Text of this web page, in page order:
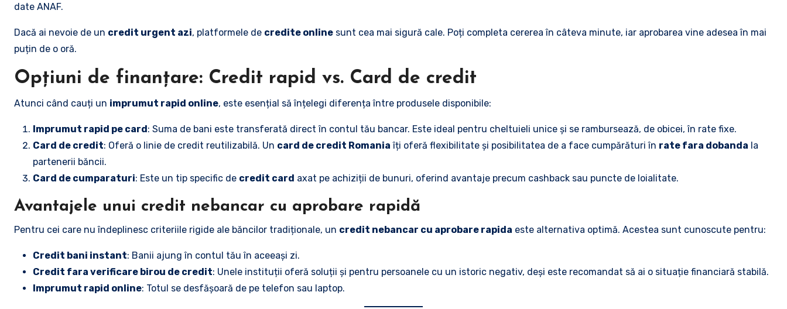
date ANAF.
Dacă ai nevoie de un credit urgent azi, platformele de credite online sunt cea mai sigură cale. Poți completa cererea în câteva minute, iar aprobarea vine adesea în mai
puțin de o oră.
Opțiuni de finanțare: Credit rapid vs. Card de credit
Atunci când cauți un imprumut rapid online, este esențial să înțelegi diferența între produsele disponibile:
Imprumut rapid pe card: Suma de bani este transferată direct în contul tău bancar. Este ideal pentru cheltuieli unice și se rambursează, de obicei, în rate fixe.
Card de credit: Oferă o linie de credit reutilizabilă. Un card de credit Romania îți oferă flexibilitate și posibilitatea de a face cumpărături în rate fara dobanda la
partenerii băncii.
Card de cumparaturi: Este un tip specific de credit card axat pe achiziții de bunuri, oferind avantaje precum cashback sau puncte de loialitate.
Avantajele unui credit nebancar cu aprobare rapidă
Pentru cei care nu îndeplinesc criteriile rigide ale băncilor tradiționale, un credit nebancar cu aprobare rapida este alternativa optimă. Acestea sunt cunoscute pentru:
Credit bani instant: Banii ajung în contul tău în aceeași zi.
Credit fara verificare birou de credit: Unele instituții oferă soluții și pentru persoanele cu un istoric negativ, deși este recomandat să ai o situație financiară stabilă.
Imprumut rapid online: Totul se desfășoară de pe telefon sau laptop.